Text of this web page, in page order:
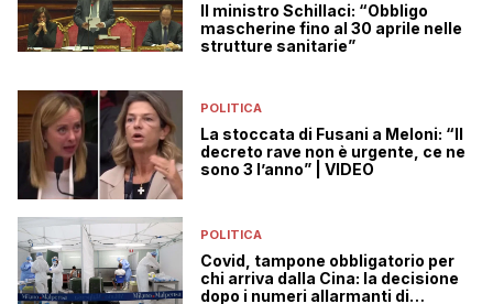
Il ministro Schillaci: “Obbligo
mascherine fino al 30 aprile nelle
strutture sanitarie”
POLITICA
La stoccata di Fusani a Meloni: “Il
decreto rave non è urgente, ce ne
sono 3 l’anno” | VIDEO
POLITICA
Covid, tampone obbligatorio per
chi arriva dalla Cina: la decisione
dopo i numeri allarmanti di